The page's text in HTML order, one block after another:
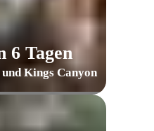
6 Tagen
Kings Canyon